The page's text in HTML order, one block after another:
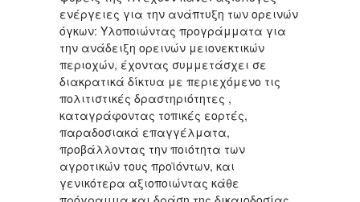
ενέργειες για την ανάπτυξη των ορεινών
όγκων: Υλοποιώντας προγράμματα για
την ανάδειξη ορεινών μειονεκτικών
περιοχών, έχοντας συμμετάσχει σε
διακρατικά δίκτυα με περιεχόμενο τις
πολιτιστικές δραστηριότητες ,
καταγράφοντας τοπικές εορτές,
παραδοσιακά επαγγέλματα,
προβάλλοντας την ποιότητα των
αγροτικών τους προϊόντων, και
γενικότερα αξιοποιώντας κάθε